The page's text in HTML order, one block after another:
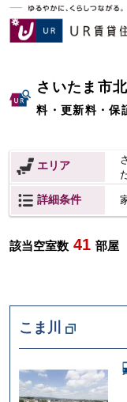
さいたま市
料・更新料・保
エリア
詳細条件
該当空室数 41 部屋
こま川